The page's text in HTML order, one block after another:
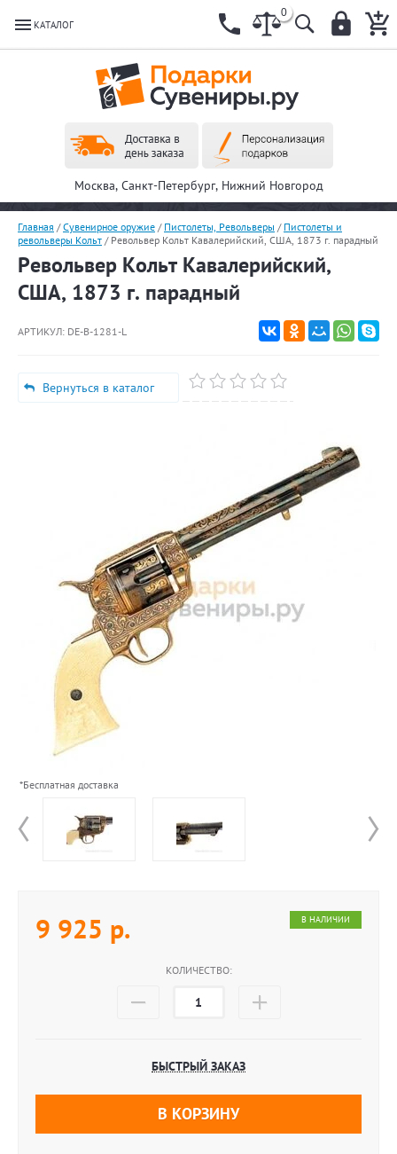
КАТАЛОГ
0
Москва, Санкт-Петербург, Нижний Новгород
Главная /Сувенирное оружие / Пистолеты, Револьверы / Пистолеты и
револьверы Кольт / Револьвер Кольт Кавалерийский, США, 1873 г. парадный
Револьвер Кольт Кавалерийский,
США, 1873 г. парадный
АРТИКУЛ: DE-B-1281-L
Вернуться в каталог
*Бесплатная доставка
9 925 р. В НАЛИЧИИ
КОЛИЧЕСТВО:
БЫСТРЫЙ ЗАКАЗ
В КОРЗИНУ